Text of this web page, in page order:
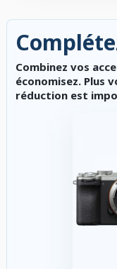
Combinez vos
économisez. Plus
réduction est